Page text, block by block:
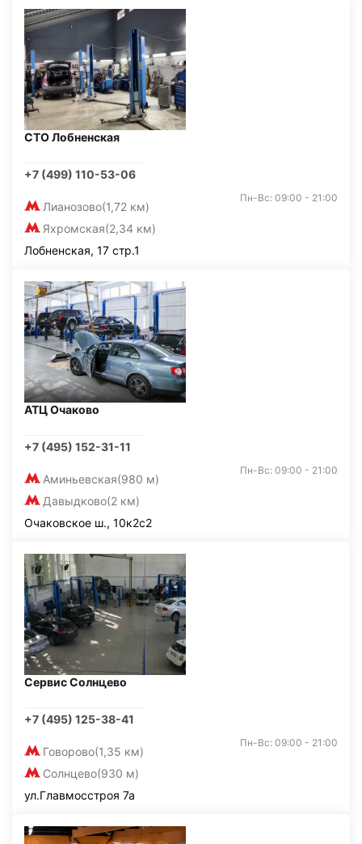
СТО Лобненская
+7 (499) 110-53-06
Лианозово(1,72 км)
Яхромская(2,34 км)
Пн-Вс: 09:00 - 21:00
Лобненская, 17 стр.1
АТЦ Очаково
+7 (495) 152-31-11
Аминьевская(980 м)
Давыдково(2 км)
Пн-Вс: 09:00 - 21:00
Очаковское ш., 10к2с2
Сервис Солнцево
+7 (495) 125-38-41
Говорово(1,35 км)
Солнцево(930 м)
Пн-Вс: 09:00 - 21:00
ул.Главмосстроя 7а